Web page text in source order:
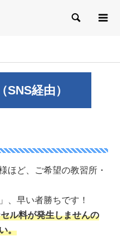
検索
SNS経由）
ほど、ご希望の教習所・
、早い者勝ちです！
ル料が発生しませんの
。